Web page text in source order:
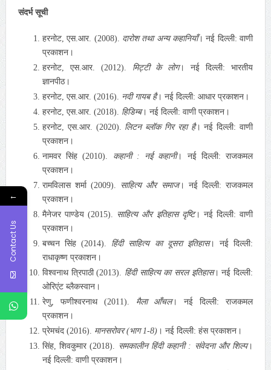
संदर्भ सूची
हरनोट, एस.आर. (2008). दारोश तथा अन्य कहानियाँ। नई दिल्ली: वाणी
प्रकाशन।
हरनोट, एस.आर. (2012). मिट्टी के लोग। नई दिल्ली: भारतीय
ज्ञानपीठ।
हरनोट, एस.आर. (2016). नदी गायब है। नई दिल्ली: आधार प्रकाशन।
हरनोट, एस.आर. (2018). हिडिम्ब। नई दिल्ली: वाणी प्रकाशन।
हरनोट, एस.आर. (2020). लिटन ब्लॉक गिर रहा है। नई दिल्ली: वाणी
प्रकाशन।
नामवर सिंह (2010). कहानी : नई कहानी। नई दिल्ली: राजकमल
प्रकाशन।
रामविलास शर्मा (2009).
साहित्य और समाज। नई दिल्ली: राजकमल
प्रकाशन।
मैनेजर पाण्डेय (2015). साहित्य और इतिहास दृष्टि। नई दिल्ली: वाणी
प्रकाशन।
बच्चन सिंह (2014). हिंदी साहित्य का दूसरा इतिहास। नई दिल्ली:
राधाकृष्ण प्रकाशन।
विश्वनाथ त्रिपाठी (2013). हिंदी साहित्य का सरल इतिहास। नई दिल्ली:
ओरिएंट ब्लैकस्वान।
रेणु, फणीश्वरनाथ (2011). मैला आँचल। नई दिल्ली: राजकमल
प्रकाशन।
प्रेमचंद (2016). मानसरोवर (भाग 1-8)। नई दिल्ली: हंस प्रकाशन।
सिंह, शिवकुमार (2018). समकालीन हिंदी कहानी : संवेदना और शिल्प।
नई दिल्ली: वाणी प्रकाशन।
←
Contact Us